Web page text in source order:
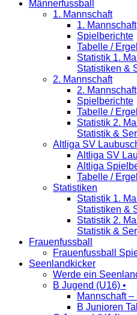
Männerfussball
1. Mannschaft
1. Mannschaft
Spielberichte
Tabelle /
Statistik 1.
Statistiken &
2. Mannschaft
2. Mannschaft
Spielberichte
Tabelle /
Statistik 2.
Statistik &
Altliga SV
Altliga SV
Altliga
Tabelle /
Statistiken
Statistik 1.
Statistiken &
Statistik 2.
Statistik &
Frauenfussball
Frauenfussball
Seenlandkicker
Werde ein
B Jugend (U16) •
Mannschaft
B Junioren